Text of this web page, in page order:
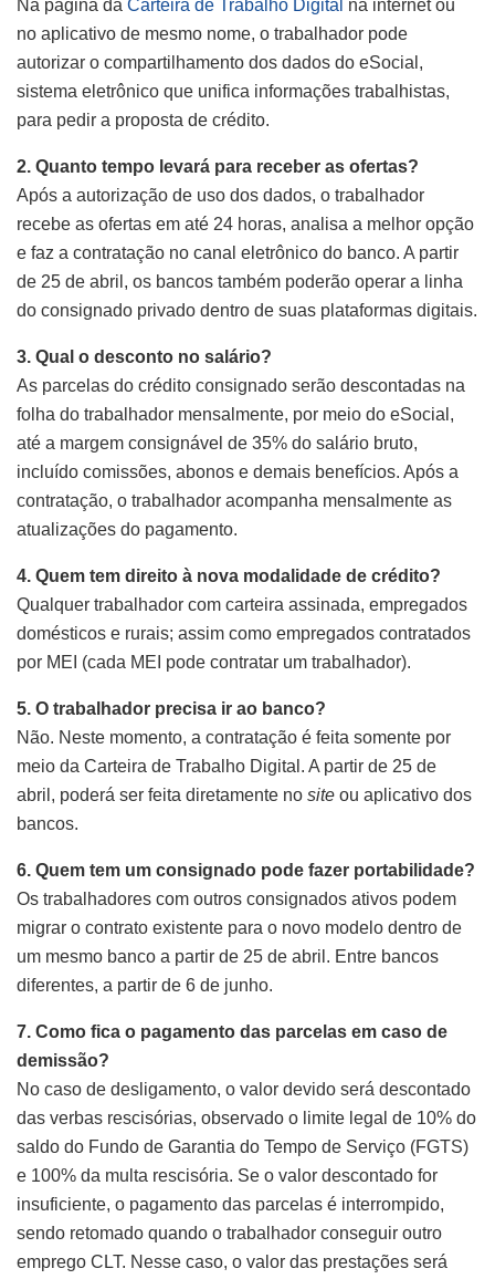
Na página da Carteira de Trabalho Digital na internet ou
no aplicativo de mesmo nome, o trabalhador pode
autorizar o compartilhamento dos dados do eSocial,
sistema eletrônico que unifica informações trabalhistas,
para pedir a proposta de crédito.
2. Quanto tempo levará para receber as ofertas?
Após a autorização de uso dos dados, o trabalhador
recebe as ofertas em até 24 horas, analisa a melhor opção
e faz a contratação no canal eletrônico do banco. A partir
de 25 de abril, os bancos também poderão operar a linha
do consignado privado dentro de suas plataformas digitais.
3. Qual o desconto no salário?
As parcelas do crédito consignado serão descontadas na
folha do trabalhador mensalmente, por meio do eSocial,
até a margem consignável de 35% do salário bruto,
incluído comissões, abonos e demais benefícios. Após a
contratação, o trabalhador acompanha mensalmente as
atualizações do pagamento.
4. Quem tem direito à nova modalidade de crédito?
Qualquer trabalhador com carteira assinada, empregados
domésticos e rurais; assim como empregados contratados
por MEI (cada MEI pode contratar um trabalhador).
5. O trabalhador precisa ir ao banco?
Não. Neste momento, a contratação é feita somente por
meio da Carteira de Trabalho Digital. A partir de 25 de
abril, poderá ser feita diretamente no site ou aplicativo dos
bancos.
6. Quem tem um consignado pode fazer portabilidade?
Os trabalhadores com outros consignados ativos podem
migrar o contrato existente para o novo modelo dentro de
um mesmo banco a partir de 25 de abril. Entre bancos
diferentes, a partir de 6 de junho.
7. Como fica o pagamento das parcelas em caso de
demissão?
No caso de desligamento, o valor devido será descontado
das verbas rescisórias, observado o limite legal de 10% do
saldo do Fundo de Garantia do Tempo de Serviço (FGTS)
e 100% da multa rescisória. Se o valor descontado for
insuficiente, o pagamento das parcelas é interrompido,
sendo retomado quando o trabalhador conseguir outro
emprego CLT. Nesse caso, o valor das prestações será